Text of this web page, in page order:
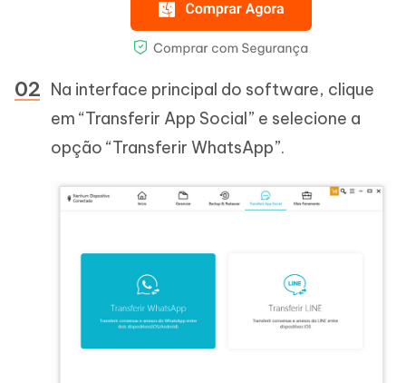
Na interface principal do software, clique
em “Transferir App Social” e selecione a
opção “Transferir WhatsApp”.